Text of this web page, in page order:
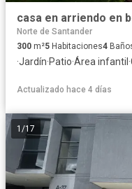
casa en arriendo en
Norte de Santander
300 m²5 Habitaciones4
·Jardín·Patio·Área infantil·
Actualizado hace 4 días
1 /17